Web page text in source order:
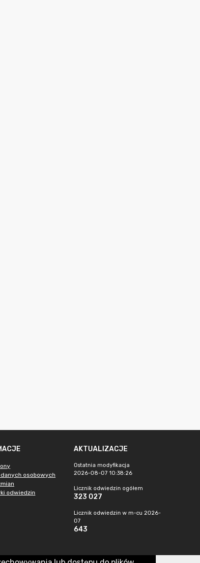
osobowych
odwiedzin
AKTUALIZACJE
Ostatnia modyfikacja
2026-08-07 10:38:26
Licznik odwiedzin ogółem
323 027
Licznik odwiedzin w m-cu 2026-
07
643